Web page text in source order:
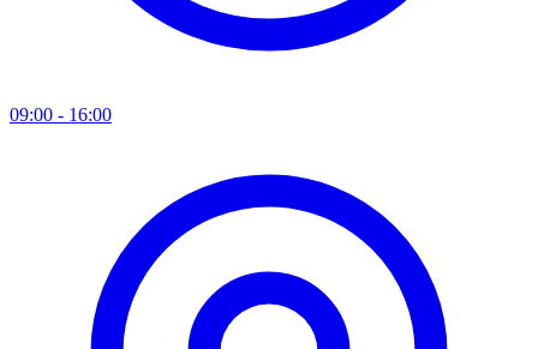
09:00 - 16:00